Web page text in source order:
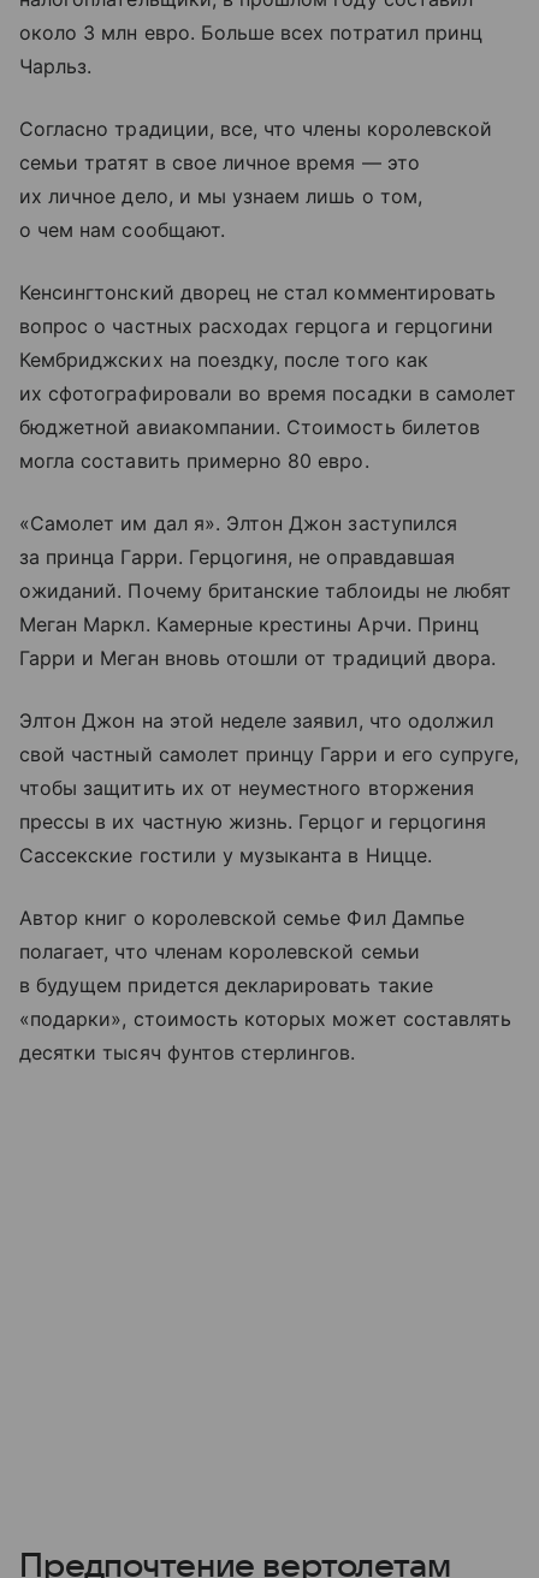
около 3 млн евро. Больше всех потратил принц
Чарльз.
Согласно традиции, все, что члены королевской
семьи тратят в свое личное время — это
их личное дело, и мы узнаем лишь о том,
о чем нам сообщают.
Кенсингтонский дворец не стал комментировать
вопрос о частных расходах герцога и герцогини
Кембриджских на поездку, после того как
их сфотографировали во время посадки в самолет
бюджетной авиакомпании. Стоимость билетов
могла составить примерно 80 евро.
«Самолет им дал я». Элтон Джон заступился
за принца Гарри. Герцогиня, не оправдавшая
ожиданий. Почему британские таблоиды не любят
Меган Маркл. Камерные крестины Арчи. Принц
Гарри и Меган вновь отошли от традиций двора.
Элтон Джон на этой неделе заявил, что одолжил
свой частный самолет принцу Гарри и его супруге,
чтобы защитить их от неуместного вторжения
прессы в их частную жизнь. Герцог и герцогиня
Сассекские гостили у музыканта в Ницце.
Автор книг о королевской семье Фил Дампье
полагает, что членам королевской семьи
в будущем придется декларировать такие
«подарки», стоимость которых может составлять
десятки тысяч фунтов стерлингов.
Предпочтение вертолетам